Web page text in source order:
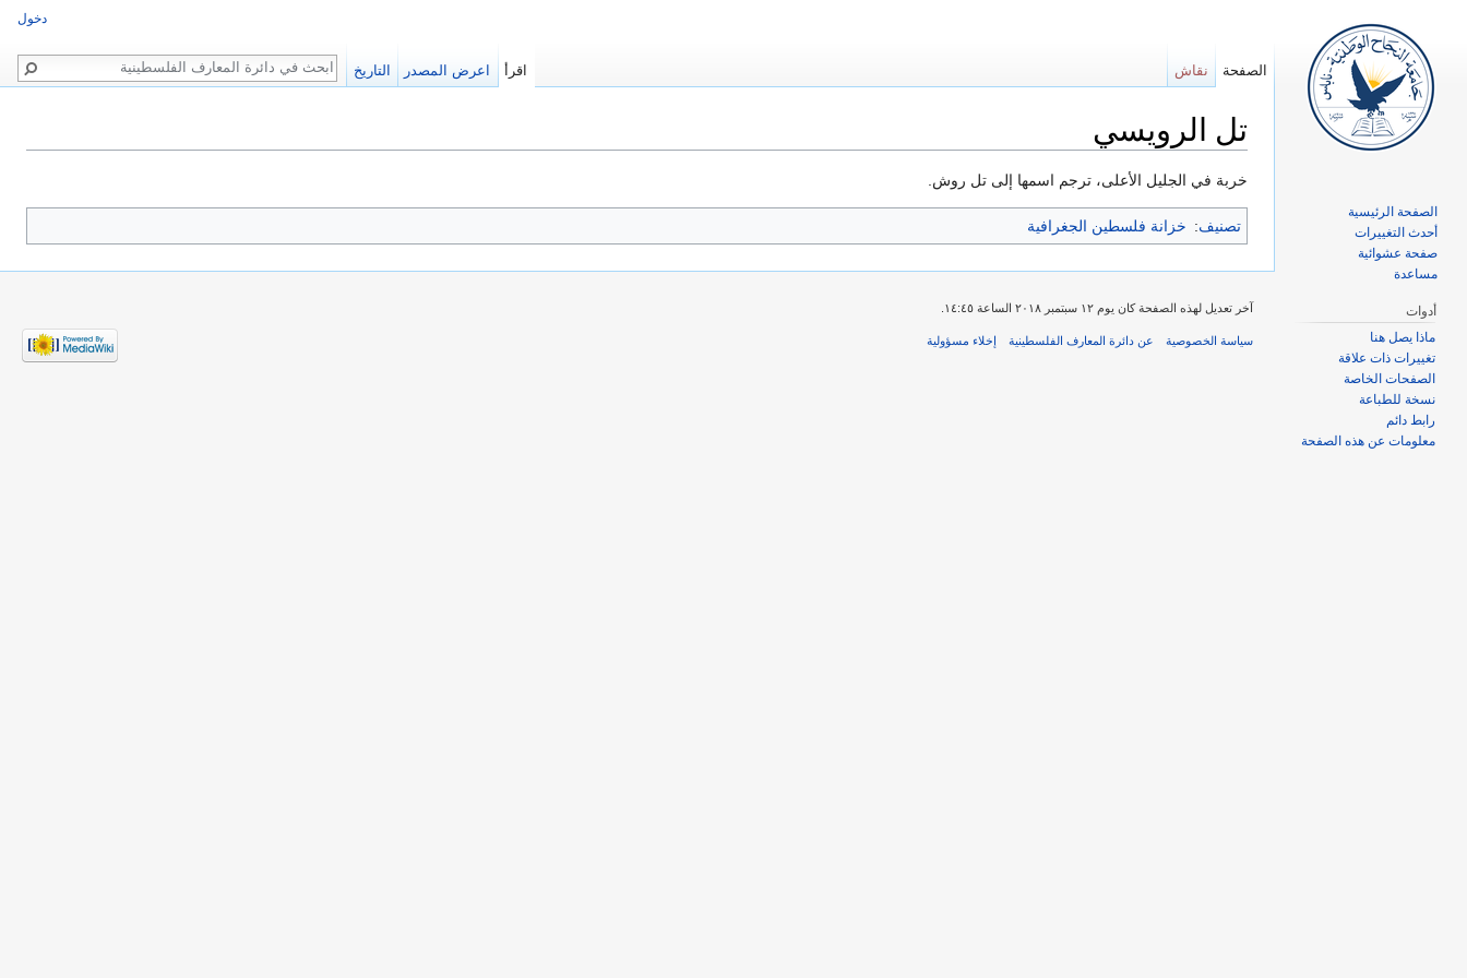
تل الرويسي
خربة في الجليل الأعلى، ترجم اسمها إلى تل روش‎.
تصنيف: خزانة فلسطين الجغرافية
دخول
نقاش الصفحة
بحث
التاريخ اعرض المصدر اقرأ
الصفحة الرئيسية
أحدث التغييرات
صفحة عشوائية
مساعدة
أدوات
ماذا يصل هنا
تغييرات ذات علاقة
الصفحات الخاصة
نسخة للطباعة
رابط دائم
معلومات عن هذه الصفحة
آخر تعديل لهذه الصفحة كان يوم ١٢ سبتمبر ٢٠١٨ الساعة ١٤:٤٥.
سياسة الخصوصية عن دائرة المعارف الفلسطينية إخلاء مسؤولية